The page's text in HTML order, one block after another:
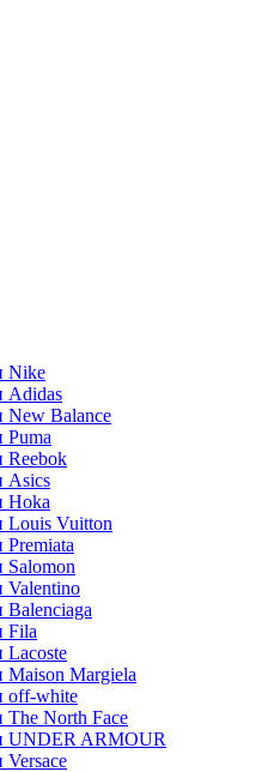
Nike
Adidas
New Balance
Puma
Reebok
Asics
Hoka
Louis Vuitton
Valentino
Fila
Lacoste
Margiela
off-white
North Face
UNDER ARMOUR